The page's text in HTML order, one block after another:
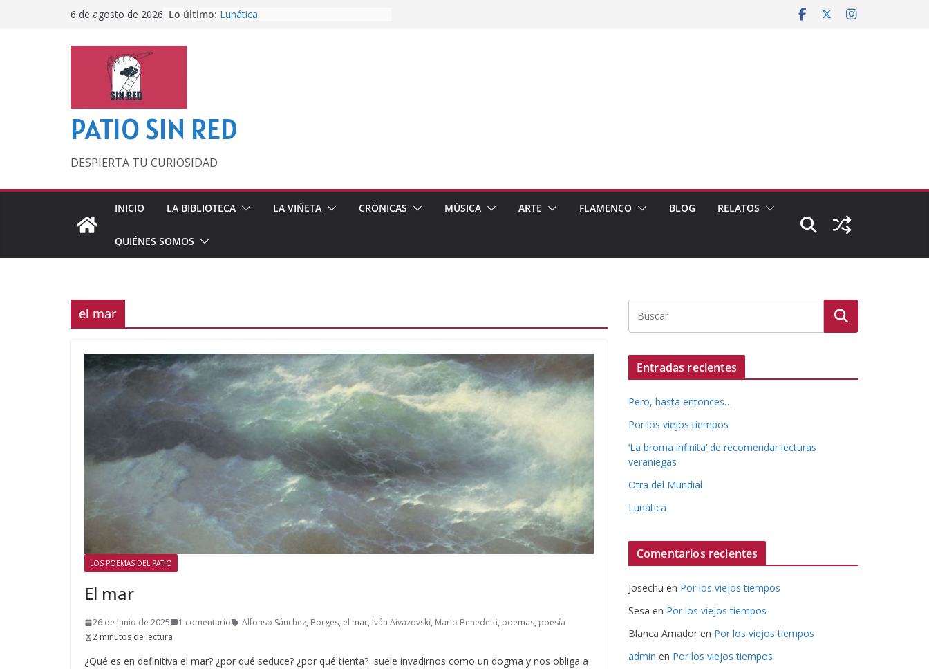
6 de agosto de 2026 Lo último: Lunática
PATIO SIN RED
DESPIERTA TU CURIOSIDAD
INICIO LA BIBLIOTECA LA VIÑETA CRÓNICAS MÚSICA ARTE FLAMENCO BLOG RELATOS
QUIÉNES SOMOS
el mar
LOS POEMAS DEL PATIO
El mar
26 de junio de 2025 1 comentario Alfonso Sánchez, Borges, el mar, Iván Aivazovski, Mario Benedetti, poemas, poesía
2 minutos de lectura
¿Qué es en definitiva el mar? ¿por qué seduce? ¿por qué tienta? suele invadirnos como un dogma y nos obliga a
Entradas recientes
Pero, hasta entonces…
Por los viejos tiempos
‘La broma infinita’ de recomendar lecturas
veraniegas
Otra del Mundial
Lunática
Comentarios recientes
Josechu en Por los viejos tiempos
Sesa en Por los viejos tiempos
Blanca Amador en Por los viejos tiempos
admin en Por los viejos tiempos